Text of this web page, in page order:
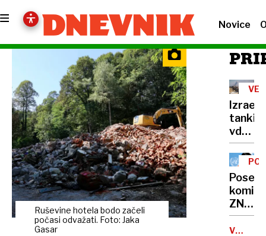
Novice
Ruševine hotela bodo začeli
počasi odvažati. Foto: Jaka
Gasar
tanki
vdrli
v
mesto
Gaza
je v
ZN:
V
Gazi